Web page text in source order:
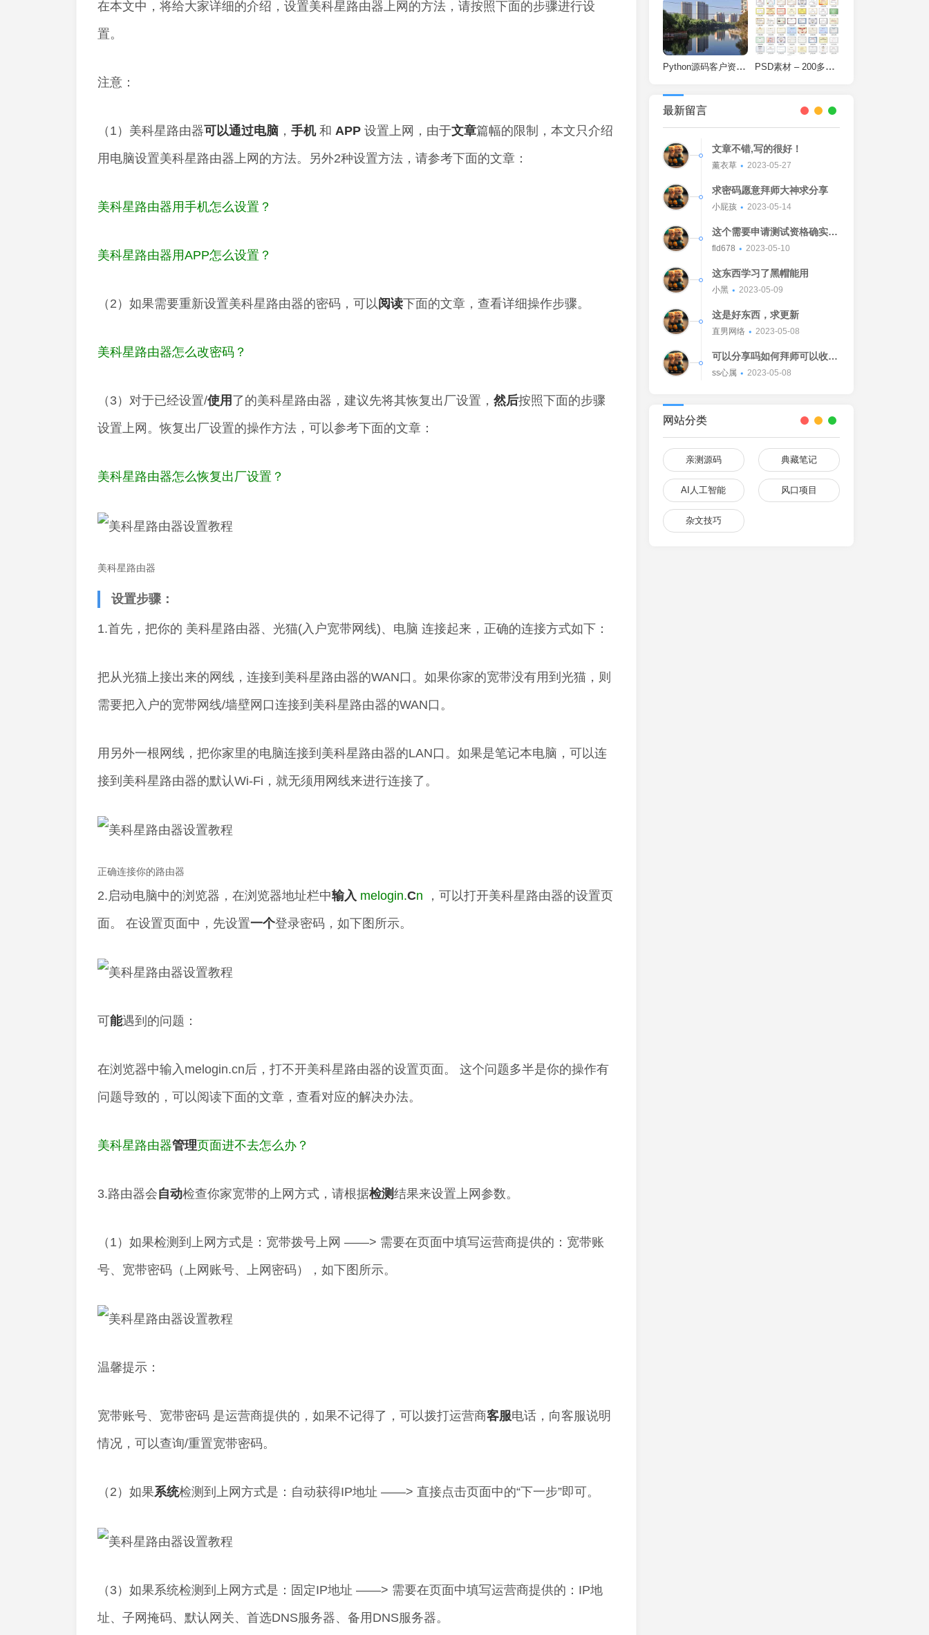
在本文中，将给大家详细的介绍，设置美科星路由器上网的方法，请按照下面的步骤进行设
置。
注意：
（1）美科星路由器可以通过电脑， 手机和 APP设置上网，由于文章篇幅的限制，本文只介绍
用电脑设置美科星路由器上网的方法。另外2种设置方法，请参考下面的文章：
美科星路由器用手机怎么设置？
美科星路由器用APP怎么设置？
（2）如果需要重新设置美科星路由器的密码，可以 阅读下面的文章，查看详细操作步骤。
美科星路由器怎么改密码？
（3）对于已经设置/使用 了的美科星路由器，建议先将其恢复出厂设置， 然后按照下面的步骤
设置上网。恢复出厂设置的操作方法，可以参考下面的文章：
美科星路由器怎么恢复出厂设置？
美科星路由器
设置步骤：
1.首先，把你的 美科星路由器、光猫(入户宽带网线)、电脑 连接起来，正确的连接方式如下：
把从光猫上接出来的网线，连接到美科星路由器的WAN口。如果你家的宽带没有用到光猫，则
需要把入户的宽带网线/墙壁网口连接到美科星路由器的WAN口。
用另外一根网线，把你家里的电脑连接到美科星路由器的LAN口。如果是笔记本电脑，可以连
接到美科星路由器的默认Wi-Fi，就无须用网线来进行连接了。
正确连接你的路由器
2.启动电脑中的浏览器，在浏览器地址栏中输入 melogin.Cn ，可以打开美科星路由器的设置页
面。 在设置页面中，先设置一个登录密码，如下图所示。
可能遇到的问题：
在浏览器中输入melogin.cn后，打不开美科星路由器的设置页面。 这个问题多半是你的操作有
问题导致的，可以阅读下面的文章，查看对应的解决办法。
美科星路由器管理页面进不去怎么办？
3.路由器会自动检查你家宽带的上网方式，请根据检测结果来设置上网参数。
（1）如果检测到上网方式是：宽带拨号上网 ——> 需要在页面中填写运营商提供的：宽带账
号、宽带密码（上网账号、上网密码），如下图所示。
温馨提示：
宽带账号、宽带密码 是运营商提供的，如果不记得了，可以拨打运营商客服电话，向客服说明
情况，可以查询/重置宽带密码。
（2）如果系统检测到上网方式是：自动获得IP地址 ——> 直接点击页面中的“下一步”即可。
（3）如果系统检测到上网方式是：固定IP地址 ——> 需要在页面中填写运营商提供的：IP地
址、子网掩码、默认网关、首选DNS服务器、备用DNS服务器。
Python源码客户资料管理系统V2.2一键运行 PSD素材 – 200多种类型证书PSD源码
最新留言
文章不错,写的很好！
薰衣草 2023-05-27
求密码愿意拜师大神求分享
小屁孩 2023-05-14
这个需要申请测试资格确实不
错的东西
fld678 2023-05-10
这东西学习了黑帽能用
小黑 2023-05-09
这是好东西，求更新
直男网络 2023-05-08
可以分享吗如何拜师可以收我
吗[Watermelon]
ss心属 2023-05-08
网站分类
亲测源码 典藏笔记
AI人工智能 风口项目
杂文技巧